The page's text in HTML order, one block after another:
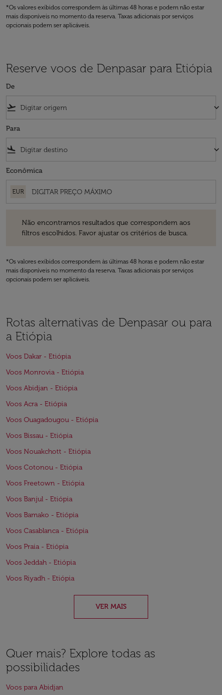
*Os valores exibidos correspondem às últimas 48 horas e podem não estar
mais disponíveis no momento da reserva. Taxas adicionais por serviços
opcionais podem ser aplicáveis.
Reserve voos de Denpasar para Etiópia
De
flight_takeoff keyboard_arrow_down
Para
flight_land keyboard_arrow_down
Econômica
EUR
Não encontramos resultados que correspondem aos
filtros escolhidos. Favor ajustar os critérios de busca.
*Os valores exibidos correspondem às últimas 48 horas e podem não estar
mais disponíveis no momento da reserva. Taxas adicionais por serviços
opcionais podem ser aplicáveis.
Rotas alternativas de Denpasar ou para
a Etiópia
Voos Dakar - Etiópia
Voos Monrovia - Etiópia
Voos Abidjan - Etiópia
Voos Acra - Etiópia
Voos Ouagadougou - Etiópia
Voos Bissau - Etiópia
Voos Nouakchott - Etiópia
Voos Cotonou - Etiópia
Voos Freetown - Etiópia
Voos Banjul - Etiópia
Voos Bamako - Etiópia
Voos Casablanca - Etiópia
Voos Praia - Etiópia
Voos Jeddah - Etiópia
Voos Riyadh - Etiópia
VER MAIS
Quer mais? Explore todas as
possibilidades
Voos para Abidjan